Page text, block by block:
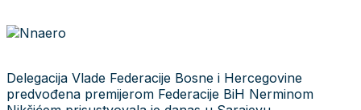
Delegacija Vlade Federacije Bosne i Hercegovine
predvođena premijerom Federacije BiH Nerminom